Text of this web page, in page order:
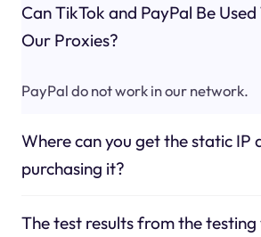
Can TikTok and PayPal Be
Our Proxies?
PayPal do not work in our network.
Where can you get the static IP
purchasing it?
The test results from the